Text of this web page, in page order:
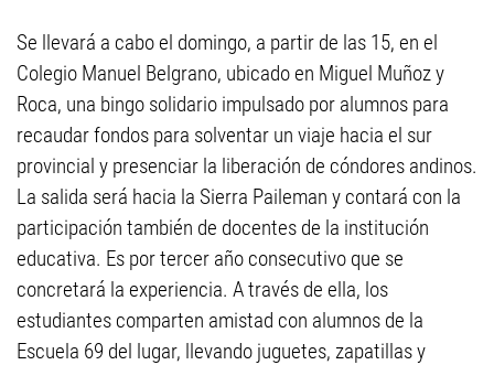
Se llevará a cabo el domingo, a partir de las 15, en el
Colegio Manuel Belgrano, ubicado en Miguel Muñoz y
Roca, una bingo solidario impulsado por alumnos para
recaudar fondos para solventar un viaje hacia el sur
provincial y presenciar la liberación de cóndores andinos.
La salida será hacia la Sierra Paileman y contará con la
participación también de docentes de la institución
educativa. Es por tercer año consecutivo que se
concretará la experiencia. A través de ella, los
estudiantes comparten amistad con alumnos de la
Escuela 69 del lugar, llevando juguetes, zapatillas y